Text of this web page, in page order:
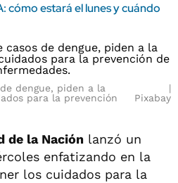
cómo estará el lunes y cuándo
dengue, piden a la
para la prevención
Pixabay
de la Nación lanzó un
enfatizando en la
los cuidados para la